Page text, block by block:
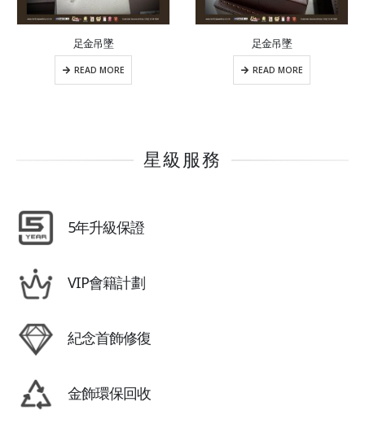
足金吊墜
READ MORE
足金吊墜
READ MORE
星級服務
5年升級保證
VIP會籍計劃
紀念首飾修復
金飾環保回收